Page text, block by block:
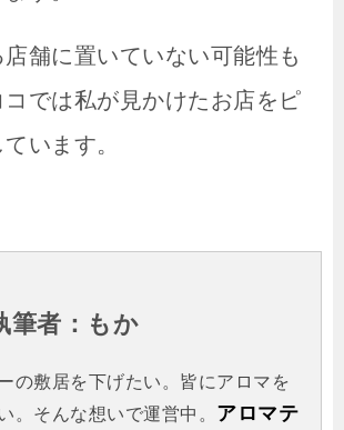
舗に置いていない可能性も
では私が見かけたお店をピ
います。
筆者：もか
の敷居を下げたい。皆にアロマを
。そんな想いで運営中。 アロマテ